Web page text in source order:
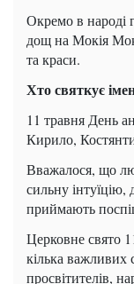
Окремо в народі
дощ на Мокія
та краси.
Хто святкує
11 травня День
Кирило,
Вважалося, що
сильну інтуїцію,
приймають
Церковне свято
кілька важливих
просвітителів,